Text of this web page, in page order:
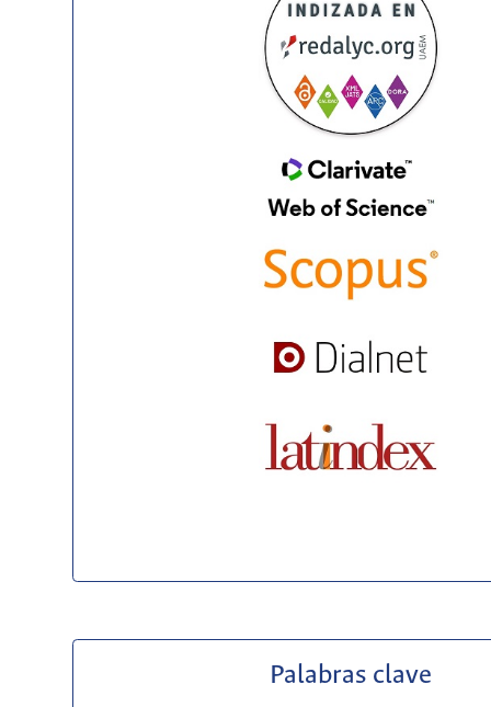
Palabras clave